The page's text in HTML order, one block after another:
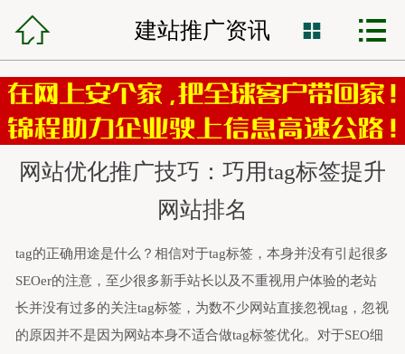
 锦程首页
网站建设
小程序开发
VR全景制作
网站托管
锦程资讯
 建站推广资讯  
网站优化推广技巧：巧用tag标签提升
网站排名
tag的正确用途是什么？相信对于tag标签，本身并没有引起很多
SEOer的注意，至少很多新手站长以及不重视用户体验的老站
长并没有过多的关注tag标签，为数不少网站直接忽视tag，忽视
的原因并不是因为网站本身不适合做tag标签优化。对于SEO细